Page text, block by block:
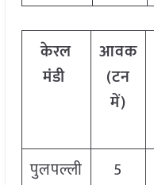
केरल
मंडी
आवक
(टन
में)
पुलपल्ली 5